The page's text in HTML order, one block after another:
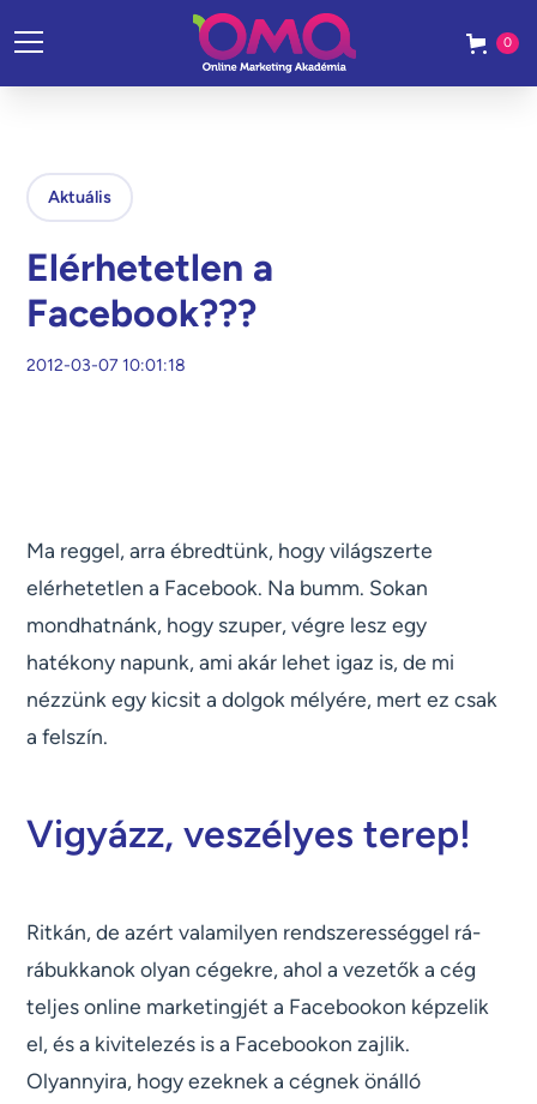
0
Aktuális
Elérhetetlen a
Facebook???
2012-03-07 10:01:18
Ma reggel, arra ébredtünk, hogy világszerte
elérhetetlen a Facebook. Na bumm. Sokan
mondhatnánk, hogy szuper, végre lesz egy
hatékony napunk, ami akár lehet igaz is, de mi
nézzünk egy kicsit a dolgok mélyére, mert ez csak
a felszín.
Vigyázz, veszélyes terep!
Ritkán, de azért valamilyen rendszerességgel rá-
rábukkanok olyan cégekre, ahol a vezetők a cég
teljes online marketingjét a Facebookon képzelik
el, és a kivitelezés is a Facebookon zajlik.
Olyannyira, hogy ezeknek a cégnek önálló